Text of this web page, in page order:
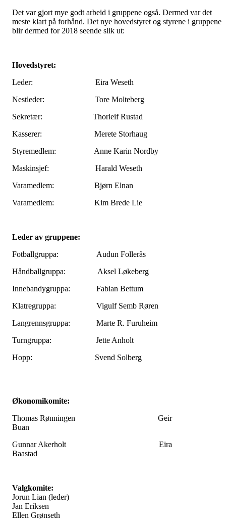
Det var gjort mye godt arbeid i gruppene også. Dermed var det
meste klart på forhånd. Det nye hovedstyret og styrene i gruppene
blir dermed for 2018 seende slik ut:
Hovedstyret:
Leder: Eira Weseth
Nestleder: Tore Molteberg
Sekretær: Thorleif Rustad
Kasserer: Merete Storhaug
Styremedlem: Anne Karin Nordby
Maskinsjef: Harald Weseth
Varamedlem: Bjørn Elnan
Varamedlem: Kim Brede Lie
Leder av gruppene:
Fotballgruppa: Audun Follerås
Håndballgruppa: Aksel Løkeberg
Innebandygruppa: Fabian Bettum
Klatregruppa: Vigulf Semb Røren
Langrennsgruppa: Marte R. Furuheim
Turngruppa: Jette Anholt
Hopp: Svend Solberg
Økonomikomite:
Thomas Rønningen Geir
Buan
Gunnar Akerholt Eira
Baastad
Valgkomite:
Jorun Lian (leder)
Jan Eriksen
Ellen Grønseth